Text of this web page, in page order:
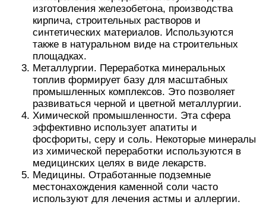
изготовления железобетона, производства
кирпича, строительных растворов и
синтетических материалов. Используются
также в натуральном виде на строительных
площадках.
Металлургии. Переработка минеральных
топлив формирует базу для масштабных
промышленных комплексов. Это позволяет
развиваться черной и цветной металлургии.
Химической промышленности. Эта сфера
эффективно использует апатиты и
фосфориты, серу и соль. Некоторые минералы
из химической переработки используются в
медицинских целях в виде лекарств.
Медицины. Отработанные подземные
местонахождения каменной соли часто
используют для лечения астмы и аллергии.